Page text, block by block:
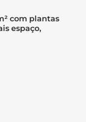
com plantas
espaço,